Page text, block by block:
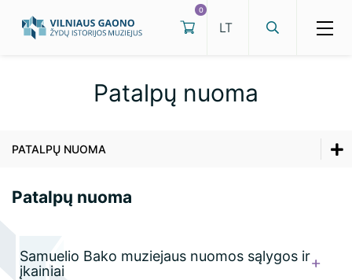
Ekskursijos
Parodos
Virtualios parodos
Darbo laikas
Dažniausiai užduodami klausimai
0
Patalpų nuoma
PATALPŲ NUOMA
Darbo laikas
Dažniausiai užduodami klausimai
Patalpų nuoma
Samuelio Bako muziejaus nuomos sąlygos ir
įkainiai